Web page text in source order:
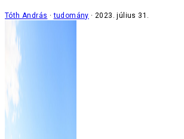
Tóth András tudomány 2023. július 31.